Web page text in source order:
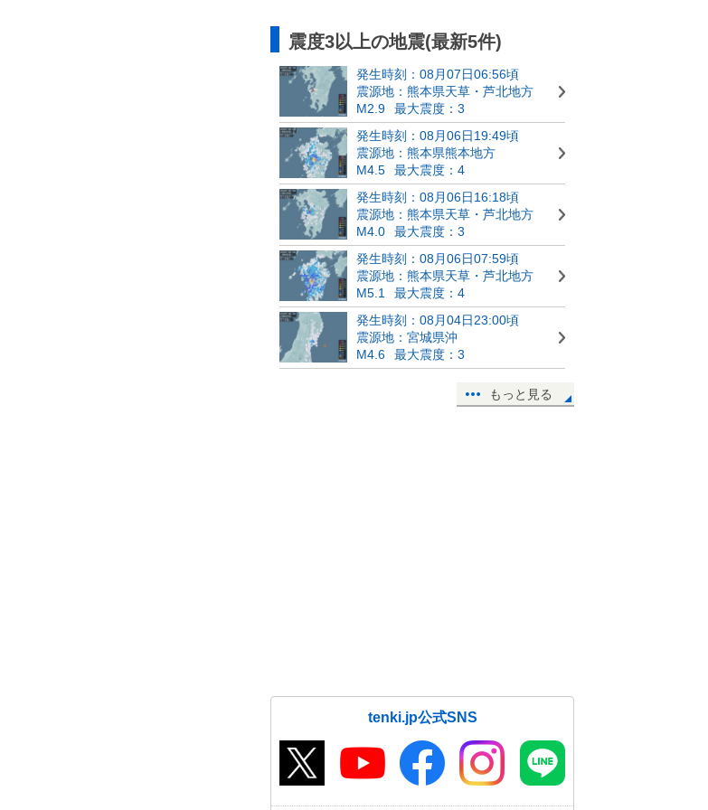
震度3以上の地震(最新5件)
発生時刻：08月07日06:56頃
震源地：熊本県天草・芦北地方
M2.9
最大震度：3
発生時刻：08月06日19:49頃
震源地：熊本県熊本地方
M4.5
最大震度：4
発生時刻：08月06日16:18頃
震源地：熊本県天草・芦北地方
M4.0
最大震度：3
発生時刻：08月06日07:59頃
震源地：熊本県天草・芦北地方
M5.1
最大震度：4
発生時刻：08月04日23:00頃
震源地：宮城県沖
M4.6
最大震度：3
もっと見る
tenki.jp公式SNS